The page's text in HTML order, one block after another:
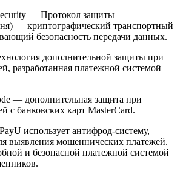
— Протокол защиты
— криптографический транспортный
безопасность передачи данных.
дополнительной защиты при
разработанная платежной системой
— дополнительная защита при
с банковских карт MasterCard.
использует антифрод-систему,
выявления мошеннических платежей.
и безопасной платежной системой